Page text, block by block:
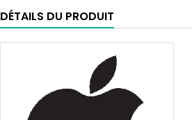
DÉTAILS DU PRODUIT